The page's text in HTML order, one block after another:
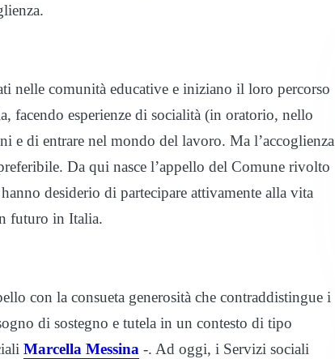
nelle comunità educative e iniziano il loro percorso
facendo esperienze di socialità (in oratorio, nello
e di entrare nel mondo del lavoro. Ma l’accoglienza
Da qui nasce l’appello del Comune rivolto
desiderio di partecipare attivamente alla vita
futuro in Italia.
con la consueta generosità che contraddistingue i
di sostegno e tutela in un contesto di tipo
Marcella Messina -. Ad oggi, i Servizi sociali